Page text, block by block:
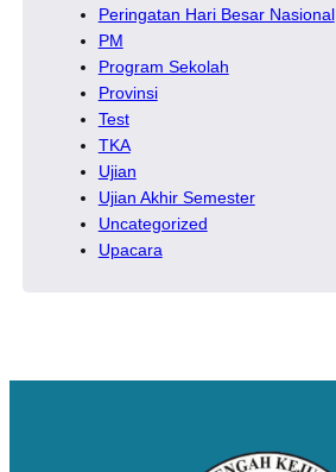
Peringatan Hari Besar Nasional
PM
Program Sekolah
Provinsi
Test
TKA
Ujian
Ujian Akhir Semester
Uncategorized
Upacara